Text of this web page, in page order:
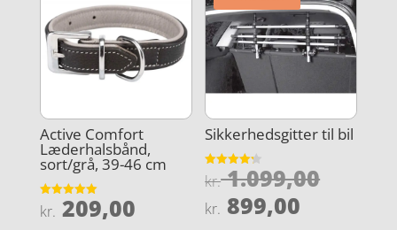
kr.
Active Comfort
Læderhalsbånd,
sort/grå, 39-46 cm
Vurderet
5
kr. 209,00
Sikkerhedsgitter til bil
Vurderet
4.2
kr.1.099,00Den
kr. 899,00